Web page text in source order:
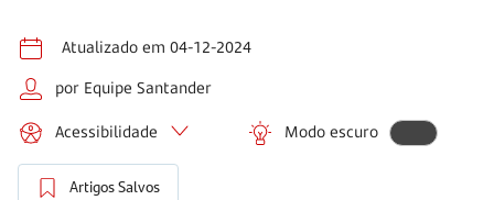
Atualizado em 04-12-2024
por Equipe Santander
Acessibilidade Modo escuro
Artigos Salvos